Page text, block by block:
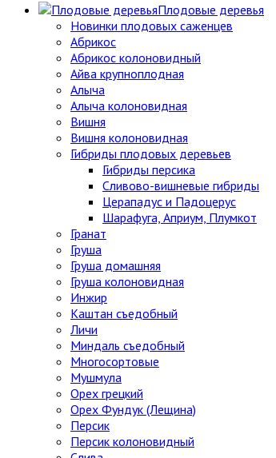
Плодовые деревья
Новинки плодовых саженцев
Абрикос
Абрикос колоновидный
Айва крупноплодная
Алыча
Алыча колоновидная
Вишня
Вишня колоновидная
Гибриды плодовых деревьев
Гибриды персика
Сливово-вишневые гибриды
Церападус и Падоцерус
Шарафуга, Априум, Плумкот
Гранат
Груша
Груша домашняя
Груша колоновидная
Инжир
Каштан съедобный
Личи
Миндаль съедобный
Многосортовые
Мушмула
Орех грецкий
Орех Фундук (Лещина)
Персик
Персик колоновидный